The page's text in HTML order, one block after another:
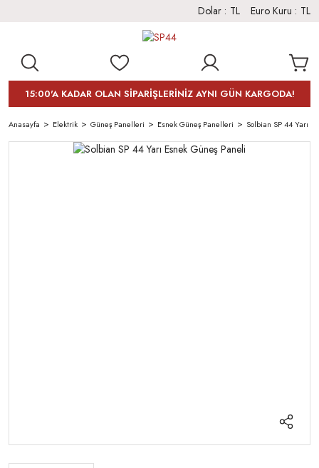
Dolar : TL Euro Kuru : TL
15:00'A KADAR OLAN SİPARİŞLERİNİZ AYNI GÜN KARGODA!
Anasayfa Elektrik Güneş Panelleri Esnek Güneş Panelleri Solbian SP 44 Yarı